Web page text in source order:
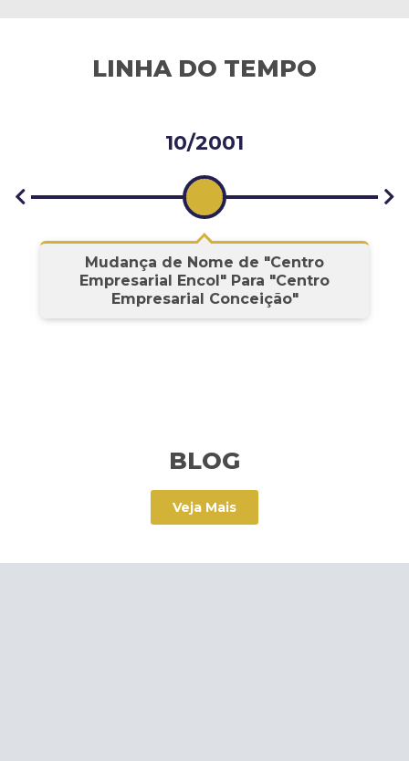
LINHA DO TEMPO
10/2001
Mudança de Nome de "Centro
Empresarial Encol" Para "Centro
Empresarial Conceição"
BLOG
Veja Mais